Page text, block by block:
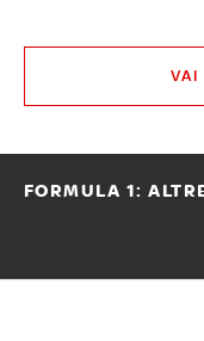
VAI
FORMULA 1: